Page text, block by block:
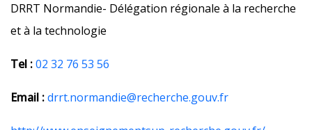
DRRT Normandie- Délégation régionale à la recherche
et à la technologie
Tel :02 32 76 53 56
Email :drrt.normandie@recherche.gouv.fr